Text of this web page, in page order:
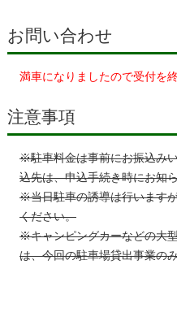
お問い合わせ
満車になりましたので受付を
注意事項
※駐車料金は事前にお振込み
込先は、申込手続き時にお知
※当日駐車の誘導は行います
ください。
※キャンピングカーなどの大
は、今回の駐車場貸出事業の